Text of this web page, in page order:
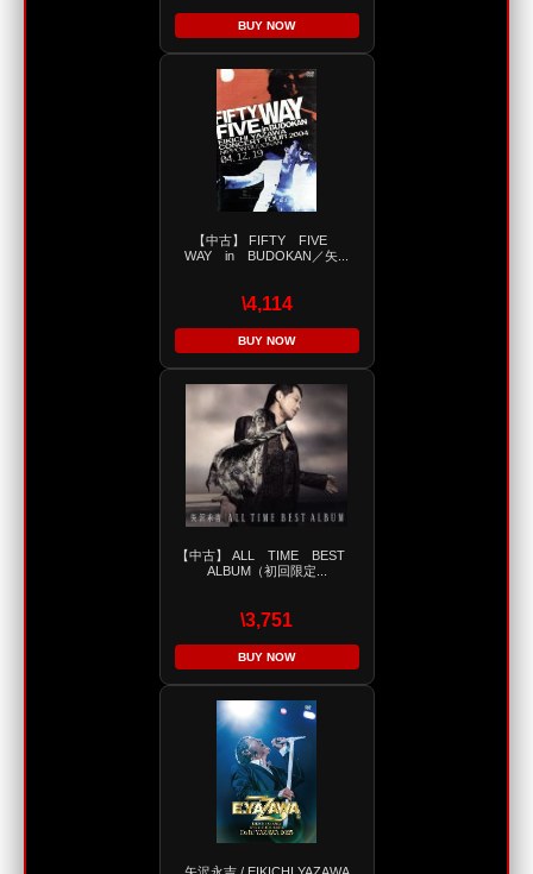
BUY NOW
【中古】 FIFTY FIVE
WAY in BUDOKAN／矢...
\4,114
BUY NOW
【中古】 ALL TIME BEST
ALBUM（初回限定...
\3,751
BUY NOW